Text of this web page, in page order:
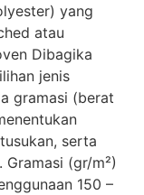
yang
atau
Dibagika
jenis
gramasi (berat
serta
(gr/m²)
150 –